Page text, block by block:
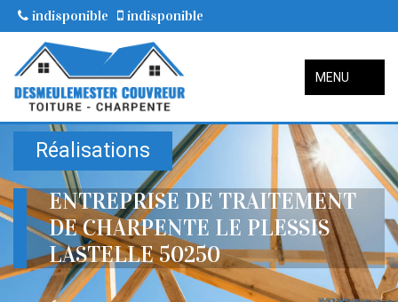
indisponible indisponible
MENU
Réalisations
ENTREPRISE DE TRAITEMENT
DE CHARPENTE LE PLESSIS
LASTELLE 50250